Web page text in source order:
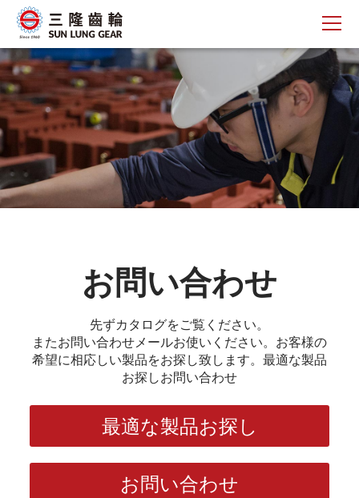
お問い合わせ
先ずカタログをご覧ください。
またお問い合わせメールお使いください。お客様の
希望に相応しい製品をお探し致します。最適な製品
お探しお問い合わせ
最適な製品お探し
お問い合わせ